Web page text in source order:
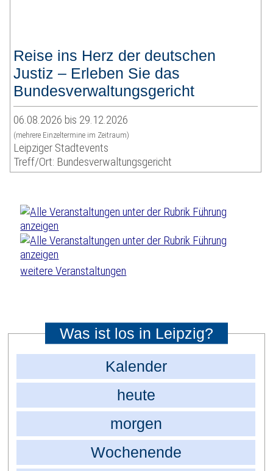
Reise ins Herz der deutschen
Justiz – Erleben Sie das
Bundesverwaltungsgericht
06.08.2026 bis 29.12.2026
(mehrere Einzeltermine im Zeitraum)
Leipziger Stadtevents
Treff/Ort: Bundesverwaltungsgericht
weitere Veranstaltungen
Was ist los in Leipzig?
Kalender
heute
morgen
Wochenende